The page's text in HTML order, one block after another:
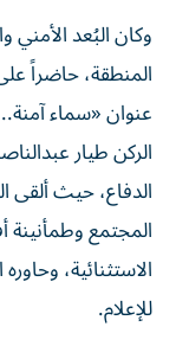
وكان البُعد الأمني
المنطقة، حاضراً
عنوان «سماء
الركن طيار
الدفاع، حيث ألقى
المجتمع وطمأنينة
الاستثنائية،
للإعلام.